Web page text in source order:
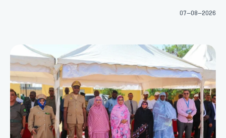
07-08-2026